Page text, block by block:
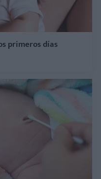
primeros días